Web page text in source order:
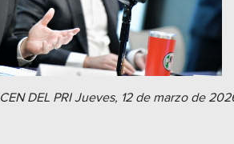
CEN DEL PRI Jueves, 12 de marzo de